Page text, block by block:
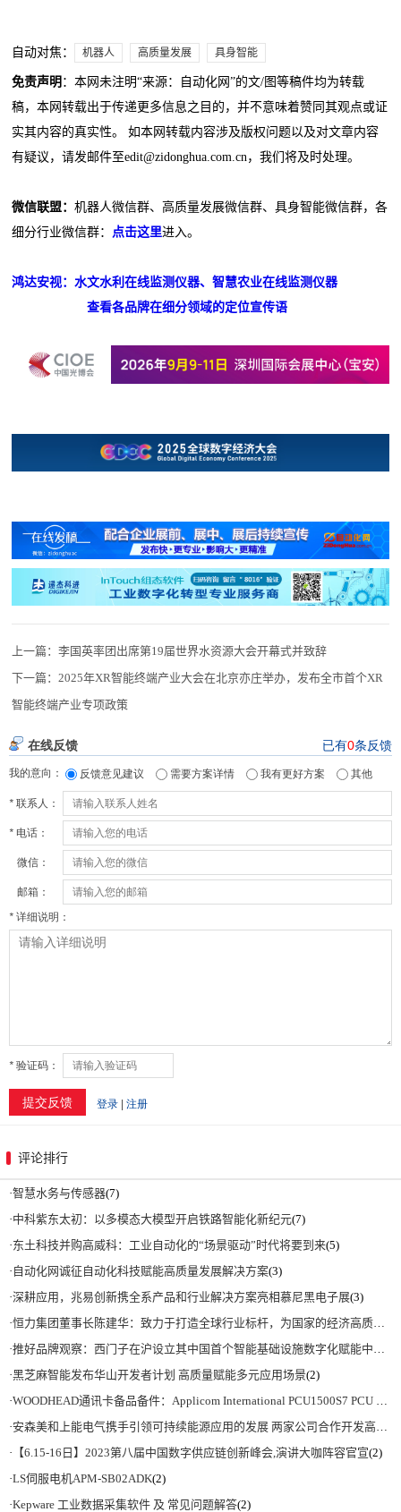
自动对焦： 机器人 高质量发展 具身智能
免责声明 ：本网未注明“来源：自动化网”的文/图等稿件均为转载
稿，本网转载出于传递更多信息之目的，并不意味着赞同其观点或证
实其内容的真实性。 如本网转载内容涉及版权问题以及对文章内容
有疑议，请发邮件至edit@zidonghua.com.cn，我们将及时处理。
微信联盟：机器人微信群、高质量发展微信群、具身智能微信群，各
细分行业微信群： 点击这里进入。
鸿达安视：水文水利在线监测仪器、智慧农业在线监测仪器
查看各品牌在细分领域的定位宣传语
上一篇：李国英率团出席第19届世界水资源大会开幕式并致辞
下一篇：2025年XR智能终端产业大会在北京亦庄举办，发布全市首个XR
智能终端产业专项政策
评论排行
·智慧水务与传感器(7)
·中科紫东太初：以多模态大模型开启铁路智能化新纪元(7)
·东土科技并购高威科：工业自动化的“场景驱动”时代将要到来(5)
· 自动化网诚征自动化科技赋能高质量发展解决方案(3)
·深耕应用，兆易创新携全系产品和行业解决方案亮相慕尼黑电子展(3)
·恒力集团董事长陈建华：致力于打造全球行业标杆，为国家的经济高质量发展贡献更大力量|上海电气集团党委书记、董事长吴磊来访
·推好品牌观察：西门子在沪设立其中国首个智能基础设施数字化赋能中心
·黑芝麻智能发布华山开发者计划 高质量赋能多元应用场景(2)
·WOODHEAD通讯卡备品备件：Applicom International PCU1500S7 PCU 1500 S7 V4.5.0
·安森美和上能电气携手引领可持续能源应用的发展 两家公司合作开发高性能储能和太阳能组串式逆变器方案 以实现可持续的未来
· 【6.15-16日】2023第八届中国数字供应链创新峰会,演讲大咖阵容官宣(2)
·LS伺服电机APM-SB02ADK(2)
·Kepware 工业数据采集软件 及 常见问题解答(2)